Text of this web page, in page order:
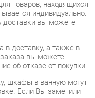
вы можете
об отказе от покупки.
в ванную могут
Если Вы заметили
деталь.
.
некоторые модели – 2